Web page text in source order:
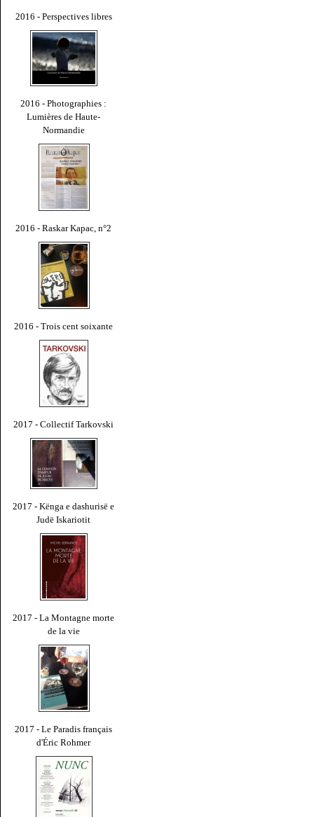
2016 - Perspectives libres
2016 - Photographies :
Lumières de Haute-
Normandie
2016 - Raskar Kapac, n°2
2016 - Trois cent soixante
2017 - Collectif Tarkovski
2017 - Kënga e dashurisë e
Judë Iskariotit
2017 - La Montagne morte
de la vie
2017 - Le Paradis français
d'Éric Rohmer